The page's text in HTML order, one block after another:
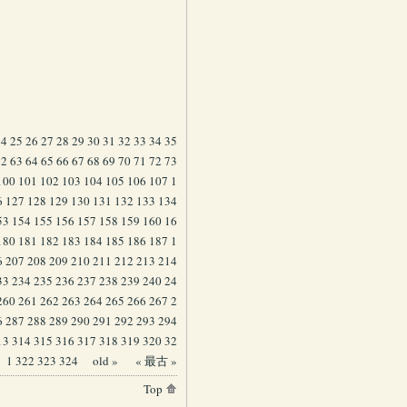
25 26 27 28 29 3031 32 33 34 35
63 64 65 66 67 68 69 7071 72 73
101 102 103 104 105 106 107 1
127 128 129 130 131 132 133 134
154 155 156 157 158 159 160 16
181 182 183 184 185 186 187 1
207 208 209 210211 212 213 214
234 235 236 237 238 239 24024
261 262 263 264 265 266 267 2
287 288 289 290291 292 293 294
314 315 316 317 318 319 32032
1 322 323 324 old »
« 最古 »
Top